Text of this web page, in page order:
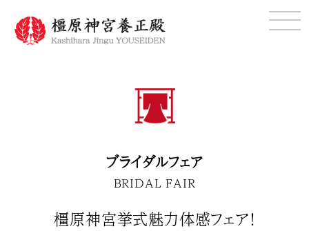
ブライダルフェア
BRIDAL FAIR
橿原神宮挙式魅力体感フェア！